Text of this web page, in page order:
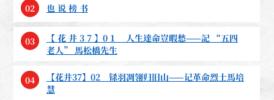
02 也 说 榜 书
03
【 花 井 3 7 】0 1 人生達命豈暇愁——記 “五四
老人” 馬松橋先生
04
【花井37】02 铩羽凋翎归旧山——记革命烈士馬培
慧